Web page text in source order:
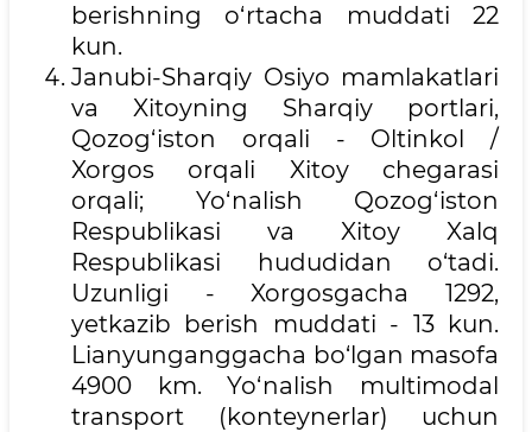
berishning o‘rtacha muddati 22
kun.
Janubi-Sharqiy Osiyo mamlakatlari
va Xitoyning Sharqiy portlari,
Qozog‘iston orqali - Oltinkol /
Xorgos orqali Xitoy chegarasi
orqali; Yo‘nalish Qozog‘iston
Respublikasi va Xitoy Xalq
Respublikasi hududidan o‘tadi.
Uzunligi - Xorgosgacha 1292,
yetkazib berish muddati - 13 kun.
Lianyunganggacha bo‘lgan masofa
4900 km. Yo‘nalish multimodal
transport (konteynerlar) uchun